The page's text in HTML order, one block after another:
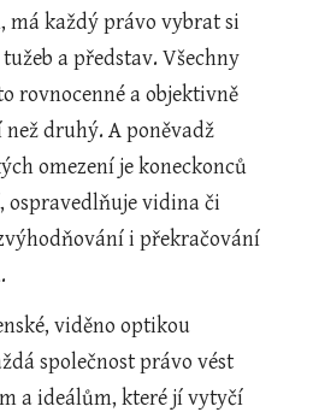
má každý právo vybrat si
a představ. Všechny
rovnocenné a objektivně
druhý. A poněvadž
omezení je koneckonců
vidina či
i překračování
viděno optikou
společnost právo vést
a ideálům, které jí vytyčí